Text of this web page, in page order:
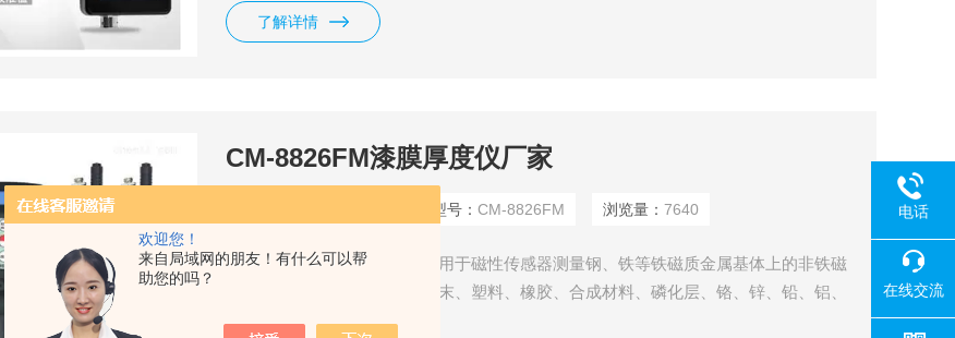
欢迎您！
来自局域网的朋友！有什么可以帮
助您的吗？
漆、塑料层等。广泛用于制造业、金属加工业、化工业、商检等检测领域。
了解详情
CM-8826FM漆膜厚度仪厂家
型号：CM-8826FM 浏览量：7640
漆膜厚度仪厂家介绍该仪器是用于磁性传感器测量钢、铁等铁磁质金属基体上的非铁磁
性涂层、镀层，例如：漆、粉末、塑料、橡胶、合成材料、磷化层、铬、锌、铅、铝、
锡、镉、瓷、珐琅、氧化层等。用涡流传感器测量铜、铝、锌、锡等基体上的珐琅、橡
电话
在线交流